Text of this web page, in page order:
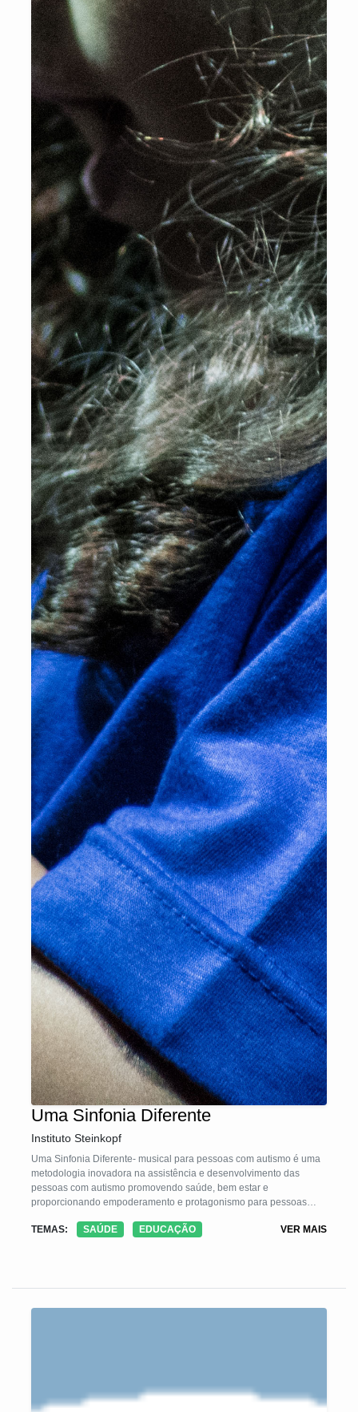
Uma Sinfonia Diferente
Instituto Steinkopf
Uma Sinfonia Diferente- musical para pessoas com autismo é uma
metodologia inovadora na assistência e desenvolvimento das
pessoas com autismo promovendo saúde, bem estar e
proporcionando empoderamento e protagonismo para pessoas
comunidade. A metodologia consiste em quatro etapas:
grupos para devolutivas sobre a evolução da pessoa com autismo
TEMAS: SAÚDE EDUCAÇÃO VER MAIS